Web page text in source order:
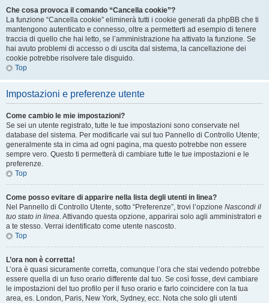
Che cosa provoca il comando “Cancella cookie”?
La funzione “Cancella cookie” eliminerà tutti i cookie generati da phpBB che ti
mantengono autenticato e connesso, oltre a permetterti ad esempio di tenere
traccia di quello che hai letto, se l’amministrazione ha attivato la funzione. Se
hai avuto problemi di accesso o di uscita dal sistema, la cancellazione dei
cookie potrebbe risolvere tale disguido.
Top
Impostazioni e preferenze utente
Come cambio le mie impostazioni?
Se sei un utente registrato, tutte le tue impostazioni sono conservate nel
database del sistema. Per modificarle vai sul tuo Pannello di Controllo Utente;
generalmente sta in cima ad ogni pagina, ma questo potrebbe non essere
sempre vero. Questo ti permetterà di cambiare tutte le tue impostazioni e le
preferenze.
Top
Come posso evitare di apparire nella lista degli utenti in linea?
Nel Pannello di Controllo Utente, sotto “Preferenze”, trovi l’opzione Nascondi il
tuo stato in linea. Attivando questa opzione, apparirai solo agli amministratori e
a te stesso. Verrai identificato come utente nascosto.
Top
L’ora non è corretta!
L’ora è quasi sicuramente corretta, comunque l’ora che stai vedendo potrebbe
essere quella di un fuso orario differente dal tuo. Se così fosse, devi cambiare
le impostazioni del tuo profilo per il fuso orario e farlo coincidere con la tua
area, es. London, Paris, New York, Sydney, ecc. Nota che solo gli utenti